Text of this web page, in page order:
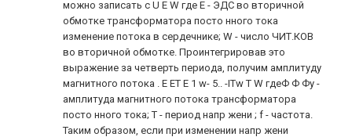
можно записать с U Е W где Е - ЭДС во вторичной
обмотке трансформатора посто нного тока
изменение потока в сердечнике; W - число ЧИТ.КОВ
во вторичной обмотке. Проинтегрировав это
выражение за четверть периода, получим амплитуду
магнитного потока . Е ЕТ Е 1 w- 5.. -ITw Т W гдеФ Ф Фу -
амплитуда магнитного потока трансформатора
посто нного тока; Т - период напр жени ; f - частота.
Таким образом, если при изменении напр жени